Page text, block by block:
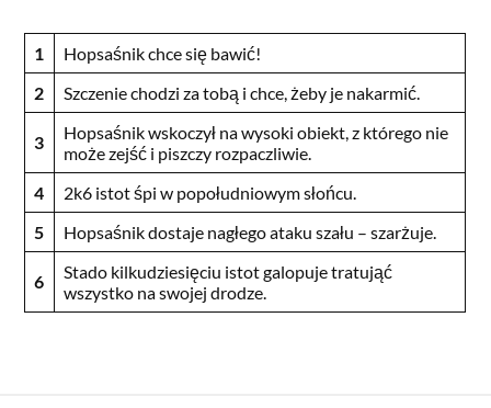
1
Hopsaśnik chce się bawić!
2
Szczenie chodzi za tobą i chce, żeby je nakarmić.
3
Hopsaśnik wskoczył na wysoki obiekt, z którego nie
może zejść i piszczy rozpaczliwie.
4
2k6 istot śpi w popołudniowym słońcu.
5
Hopsaśnik dostaje nagłego ataku szału – szarżuje.
6
Stado kilkudziesięciu istot galopuje tratująć
wszystko na swojej drodze.